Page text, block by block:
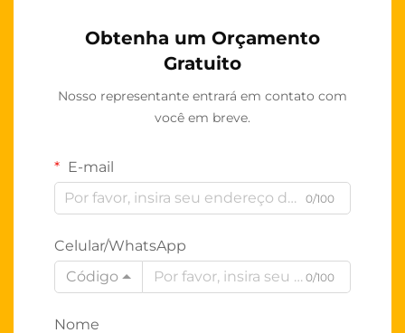
Obtenha um Orçamento
Gratuito
Nosso representante entrará em contato com
você em breve.
E-mail
0/100
Celular/WhatsApp
Código
0/100
Nome